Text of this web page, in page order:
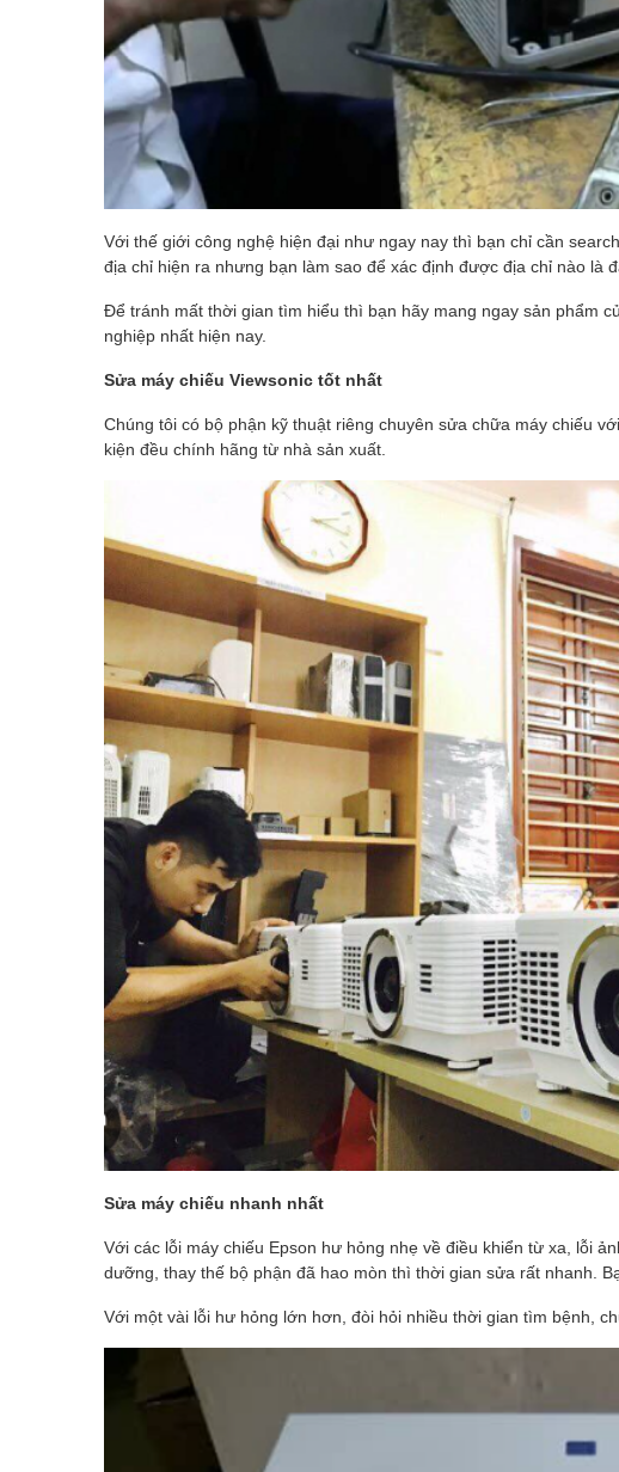
Với thế giới công nghệ hiện đại như ngay nay thì bạn chỉ cần
địa chỉ hiện ra nhưng bạn làm sao để xác định được địa chỉ nào là
Để tránh mất thời gian tìm hiểu thì bạn hãy mang ngay sản phẩm
nghiệp nhất hiện nay.
Sửa máy chiếu Viewsonic tốt nhất
Chúng tôi có bộ phận kỹ thuật riêng chuyên sửa chữa máy chiếu
kiện đều chính hãng từ nhà sản xuất.
Sửa máy chiếu nhanh nhất
Với các lỗi máy chiếu Epson hư hỏng nhẹ về điều khiển từ xa, lỗi
dưỡng, thay thế bộ phận đã hao mòn thì thời gian sửa rất nhanh.
Với một vài lỗi hư hỏng lớn hơn, đòi hỏi nhiều thời gian tìm bệnh,